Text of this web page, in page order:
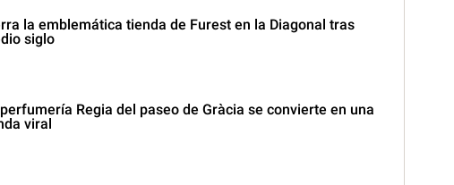
la emblemática tienda de Furest en la Diagonal tras
siglo
Regia del paseo de Gràcia se convierte en una
viral